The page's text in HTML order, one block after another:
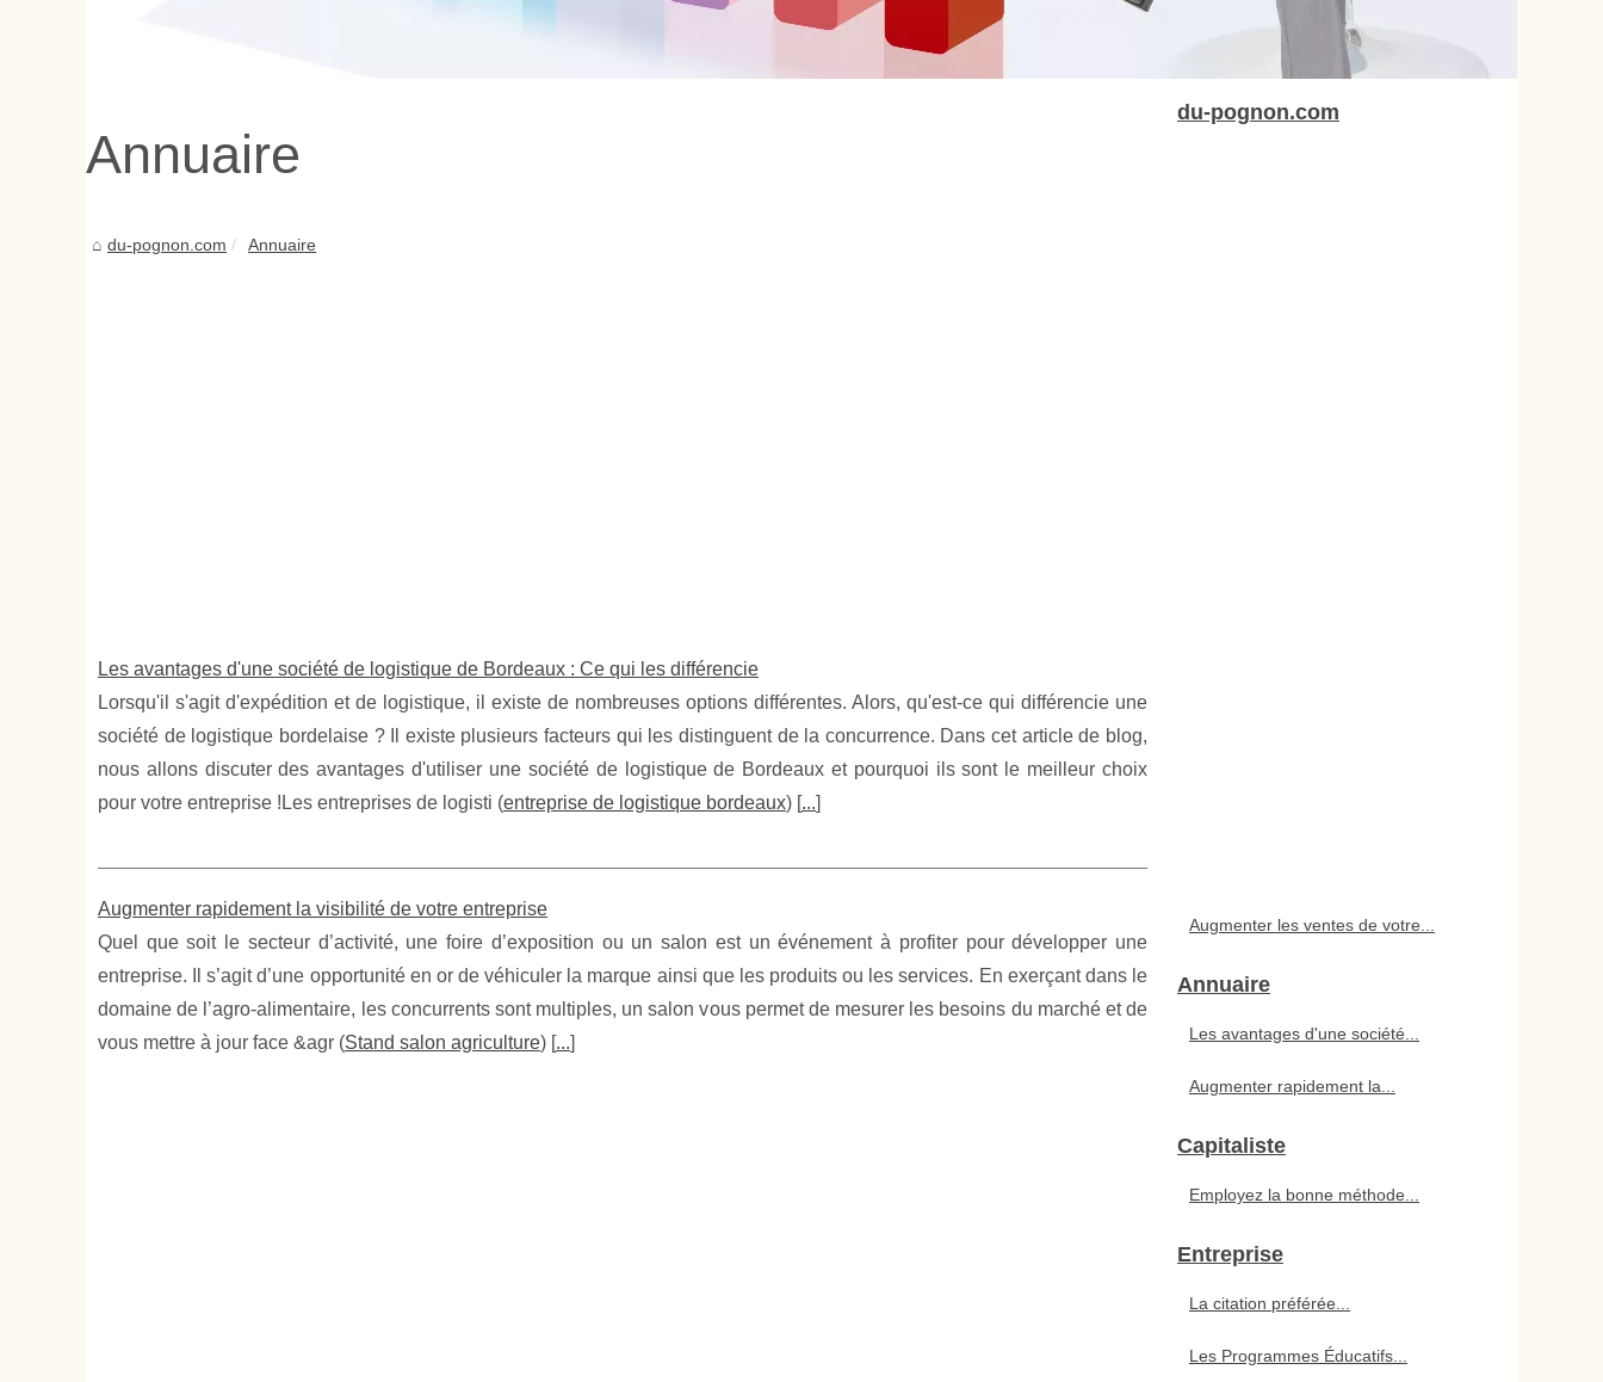
Annuaire
du-pognon.com Annuaire
Les avantages d'une société de logistique de Bordeaux : Ce qui les différencie
Lorsqu'il s'agit d'expédition et de logistique, il existe de nombreuses options différentes. Alors, qu'est-ce qui différencie une
société de logistique bordelaise ? Il existe plusieurs facteurs qui les distinguent de la concurrence. Dans cet article de blog,
nous allons discuter des avantages d'utiliser une société de logistique de Bordeaux et pourquoi ils sont le meilleur choix
pour votre entreprise !Les entreprises de logisti (entreprise de logistique bordeaux) [...]
Augmenter rapidement la visibilité de votre entreprise
Quel que soit le secteur d’activité, une foire d’exposition ou un salon est un événement à profiter pour développer une
entreprise. Il s’agit d’une opportunité en or de véhiculer la marque ainsi que les produits ou les services. En exerçant dans le
domaine de l’agro-alimentaire, les concurrents sont multiples, un salon vous permet de mesurer les besoins du marché et de
vous mettre à jour face &agr (Stand salon agriculture) [...]
du-pognon.com
Augmenter les ventes de votre...
Annuaire
Les avantages d'une société...
Augmenter rapidement la...
Capitaliste
Employez la bonne méthode...
Entreprise
La citation préférée...
Les Programmes Éducatifs...